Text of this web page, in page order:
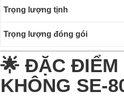
Trọng lượng tịnh
Trọng lượng đóng gói
🌟 ĐẶC ĐIỂM
KHÔNG SE-